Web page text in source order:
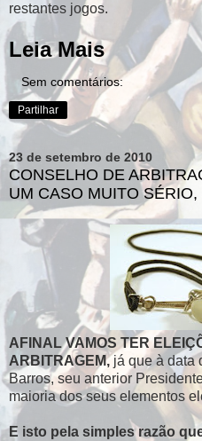
restantes jogos.
Leia Mais
Sem comentários:
Partilhar
23 de setembro de 2010
CONSELHO DE
UM CASO MUITO
AFINAL VAMOS TER
ARBITRAGEM,já que à data
Barros, seu anterior
maioria dos seus elementos
E isto pela simples razão